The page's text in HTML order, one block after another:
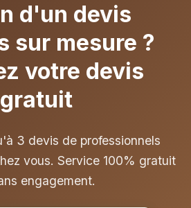
d'un devis
sur mesure ?
votre devis
gratuit
3 devis de professionnels
vous. Service 100% gratuit
engagement.